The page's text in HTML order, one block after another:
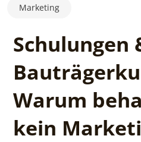
Marketing
Schulungen
Warum
kein